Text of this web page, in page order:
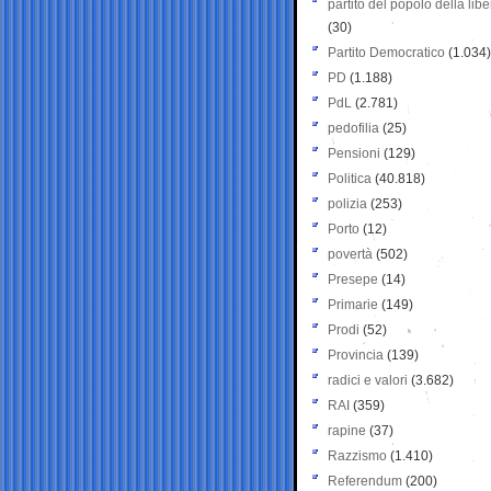
partito del popolo della
(30)
Partito Democratico (1.034)
PD (1.188)
PdL (2.781)
pedofilia (25)
Pensioni (129)
Politica (40.818)
polizia (253)
Porto (12)
povertà (502)
Presepe (14)
Primarie (149)
Prodi (52)
Provincia (139)
radici e valori (3.682)
RAI (359)
rapine (37)
Razzismo (1.410)
Referendum (200)